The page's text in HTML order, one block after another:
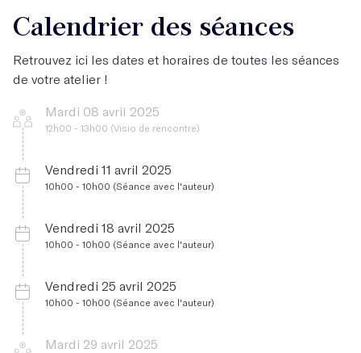
pistes théoriques (textes, sons, extraits vidéos)
Non.
Calendrier des séances
Retrouvez ici les dates et horaires de toutes les séances
de votre atelier !
Mardi 08 avril 2025
12h00 - 13h00 (Visio de rencontre)
Vendredi 11 avril 2025
10h00 - 10h00 (Séance avec l'auteur)
Vendredi 18 avril 2025
10h00 - 10h00 (Séance avec l'auteur)
Vendredi 25 avril 2025
10h00 - 10h00 (Séance avec l'auteur)
Mardi 29 avril 2025